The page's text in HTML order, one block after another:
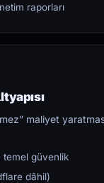
raporları
maliyet
temel güvenlik
dâhil)